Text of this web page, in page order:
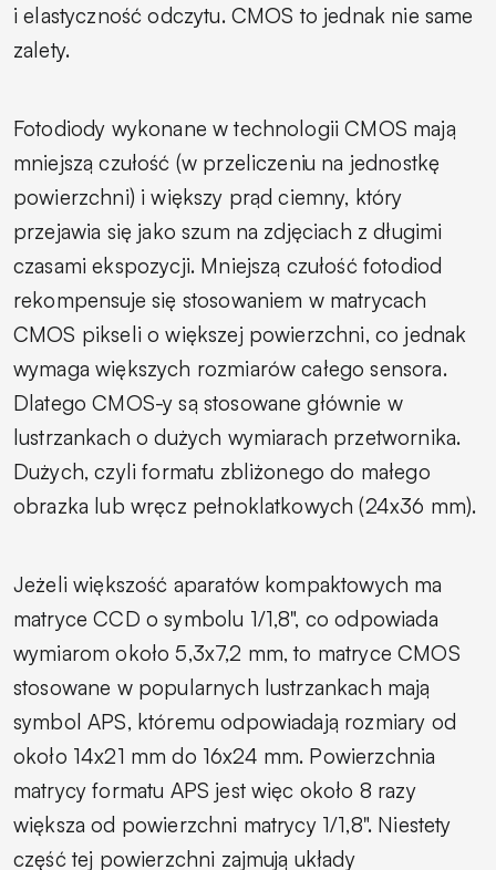
i elastyczność odczytu. CMOS to jednak nie same
zalety.
Fotodiody wykonane w technologii CMOS mają
mniejszą czułość (w przeliczeniu na jednostkę
powierzchni) i większy prąd ciemny, który
przejawia się jako szum na zdjęciach z długimi
czasami ekspozycji. Mniejszą czułość fotodiod
rekompensuje się stosowaniem w matrycach
CMOS pikseli o większej powierzchni, co jednak
wymaga większych rozmiarów całego sensora.
Dlatego CMOS-y są stosowane głównie w
lustrzankach o dużych wymiarach przetwornika.
Dużych, czyli formatu zbliżonego do małego
obrazka lub wręcz pełnoklatkowych (24x36 mm).
Jeżeli większość aparatów kompaktowych ma
matryce CCD o symbolu 1/1,8", co odpowiada
wymiarom około 5,3x7,2 mm, to matryce CMOS
stosowane w popularnych lustrzankach mają
symbol APS, któremu odpowiadają rozmiary od
około 14x21 mm do 16x24 mm. Powierzchnia
matrycy formatu APS jest więc około 8 razy
większa od powierzchni matrycy 1/1,8". Niestety
część tej powierzchni zajmują układy